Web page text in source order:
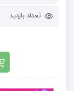
تعداد بازدید